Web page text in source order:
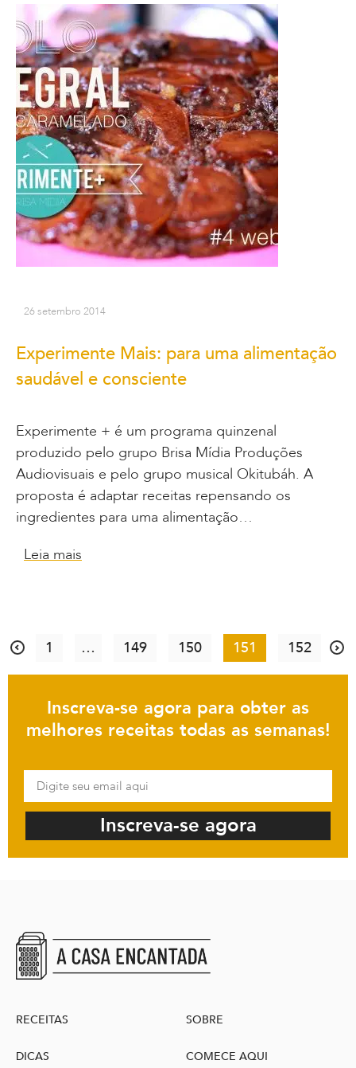
26 setembro 2014
Experimente Mais: para uma alimentação
saudável e consciente
Experimente + é um programa quinzenal
produzido pelo grupo Brisa Mídia Produções
Audiovisuais e pelo grupo musical Okitubáh. A
proposta é adaptar receitas repensando os
ingredientes para uma alimentação…
Leia mais
1 … 149 150 151 152
Inscreva-se agora para obter as
melhores receitas todas as semanas!
Inscreva-se agora
RECEITAS
DICAS
SOBRE
COMECE AQUI